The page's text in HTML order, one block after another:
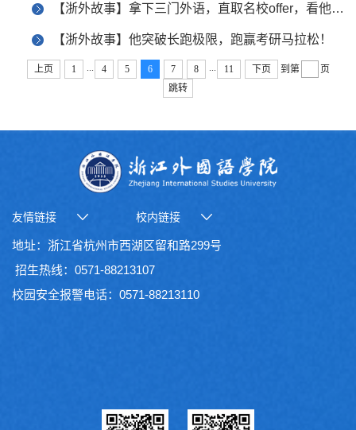
【浙外故事】拿下三门外语，直取名校offer，看他这样做！
【浙外故事】他突破长跑极限，跑赢考研马拉松！
上页 1 ... 4 5 6 7 8 ... 11 下页 到第
页
跳转
友情链接 校内链接
地址：浙江省杭州市西湖区留和路299号
招生热线：0571-88213107
校园安全报警电话：0571-88213110